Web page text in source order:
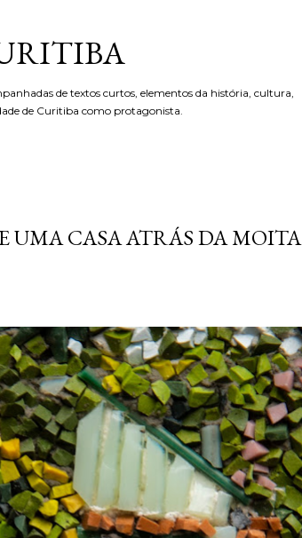
de textos curtos, elementos da história, cultura,
de Curitiba como protagonista.
UMA CASA ATRÁS DA MOITA